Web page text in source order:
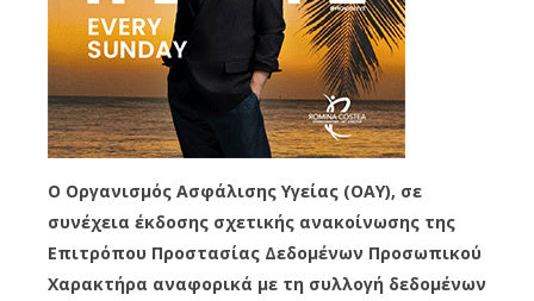
Ο Οργανισμός Ασφάλισης Υγείας (ΟΑΥ), σε
συνέχεια έκδοσης σχετικής ανακοίνωσης της
Επιτρόπου Προστασίας Δεδομένων Προσωπικού
Χαρακτήρα αναφορικά με τη συλλογή δεδομένων